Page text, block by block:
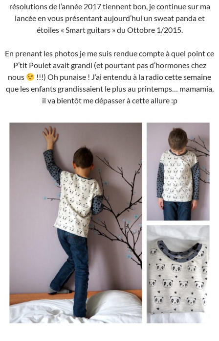
résolutions de l’année 2017 tiennent bon, je continue sur ma
lancée en vous présentant aujourd’hui un sweat panda et
étoiles « Smart guitars » du Ottobre 1/2015.
En prenant les photos je me suis rendue compte à quel point ce
P’tit Poulet avait grandi (et pourtant pas d’hormones chez
nous
!!!) Oh punaise ! J’ai entendu à la radio cette semaine
que les enfants grandissaient le plus au printemps… mamamia,
il va bientôt me dépasser à cette allure :p